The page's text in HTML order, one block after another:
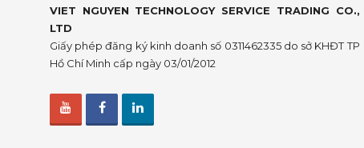
VIET NGUYEN TECHNOLOGY SERVICE TRADING CO.,
LTD
Giấy phép đăng ký kinh doanh số 0311462335 do sở KHĐT TP
Hồ Chí Minh cấp ngày 03/01/2012